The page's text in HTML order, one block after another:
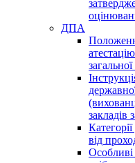
ДПА
закладів
від